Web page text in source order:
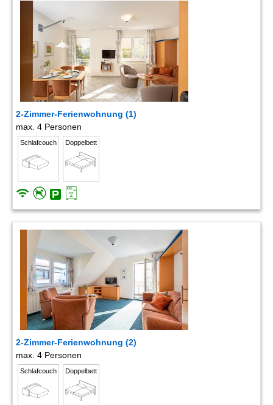
2-Zimmer-Ferienwohnung (1)
max. 4 Personen
Schlafcouch Doppelbett
2-Zimmer-Ferienwohnung (2)
max. 4 Personen
Schlafcouch Doppelbett